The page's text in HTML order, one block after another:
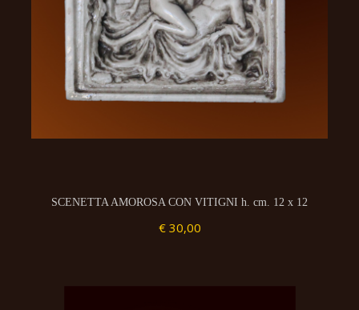
SCENETTA AMOROSA CON VITIGNI h. cm. 12 x 12
€ 30,00